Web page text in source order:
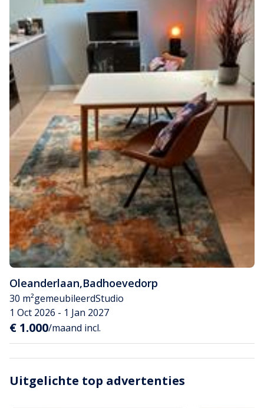
Oleanderlaan,Badhoevedorp
30 m²gemeubileerdStudio
1 Oct 2026 - 1 Jan 2027
€ 1.000/maand incl.
Uitgelichte top advertenties